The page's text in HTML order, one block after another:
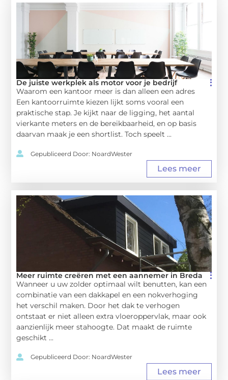
De juiste werkplek als motor voor je bedrijf
Waarom een kantoor meer is dan alleen een adres
Een kantoorruimte kiezen lijkt soms vooral een
praktische stap. Je kijkt naar de ligging, het aantal
vierkante meters en de bereikbaarheid, en op basis
daarvan maak je een shortlist. Toch speelt ...
Gepubliceerd Door: NoardWester
Lees meer
Meer ruimte creëren met een aannemer in Breda
Wanneer u uw zolder optimaal wilt benutten, kan een
combinatie van een dakkapel en een nokverhoging
het verschil maken. Door het dak te verhogen
ontstaat er niet alleen extra vloeroppervlak, maar ook
aanzienlijk meer stahoogte. Dat maakt de ruimte
geschikt ...
Gepubliceerd Door: NoardWester
Lees meer